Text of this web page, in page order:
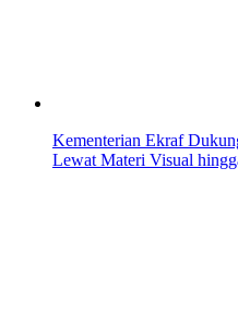
Kementerian Ekraf
Lewat Materi Visual